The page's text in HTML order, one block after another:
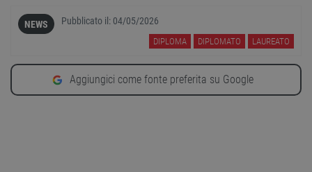
NEWS Pubblicato il: 04/05/2026
DIPLOMA DIPLOMATO LAUREATO
Aggiungici come fonte preferita su Google